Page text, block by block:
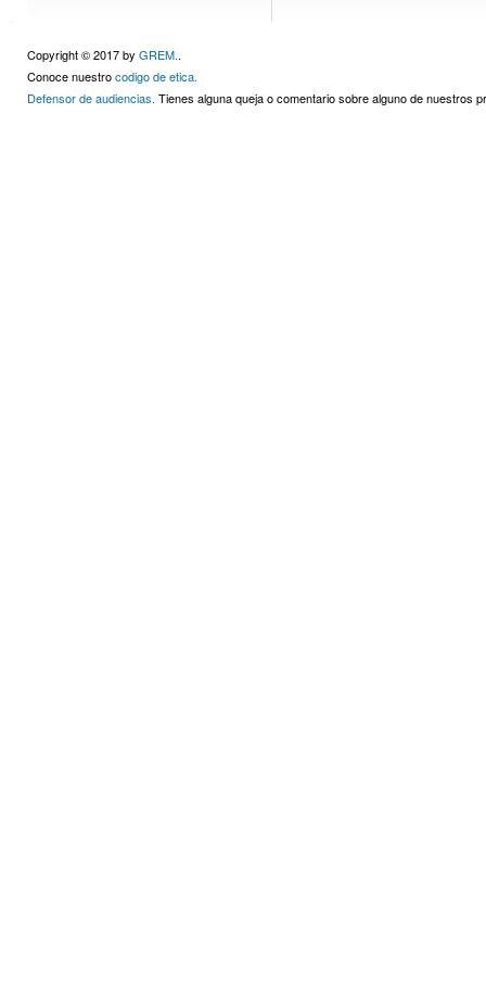
Copyright © 2017 by GREM..
Conoce nuestrocodigo de etica.
Defensor de audiencias. Tienes alguna queja o comentario sobre alguno de nuestros